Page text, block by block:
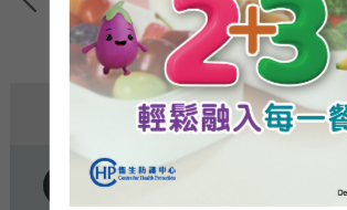
周末大電影-單身男女:古天
樂、高圓圓、吳彥祖攜手演
繹都市愛情的博奕戲碼
熱搜 HOT
音樂情人 - 音樂情人